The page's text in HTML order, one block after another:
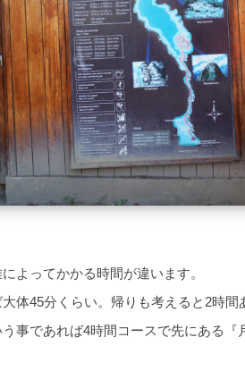
よってかかる時間が違います。
体45分くらい。帰りも考えると2時間
事であれば4時間コースで先にある『